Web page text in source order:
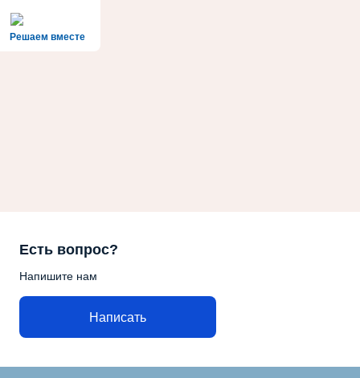
Решаем вместе
Есть вопрос?
Напишите нам
Написать